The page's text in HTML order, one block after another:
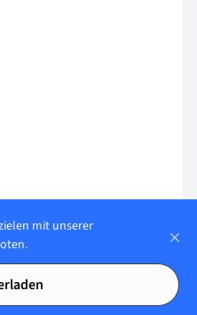
mit unserer